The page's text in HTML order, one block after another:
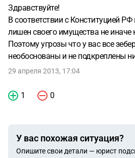
Здравствуйте!
В соответствии с Конституцией
лишен своего имущества не
Поэтому угрозы что у вас все
необоснованы и не подкреплены
29 апреля 2013, 17:04
1 0
У вас похожая ситуация?
Опишите свои детали — юрист